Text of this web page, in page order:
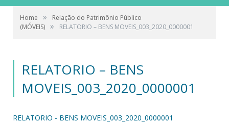
Home »
Relação do Patrimônio Público
(MÓVEIS) » RELATORIO – BENS MOVEIS_003_2020_0000001
RELATORIO – BENS
MOVEIS_003_2020_0000001
RELATORIO - BENS MOVEIS_003_2020_0000001